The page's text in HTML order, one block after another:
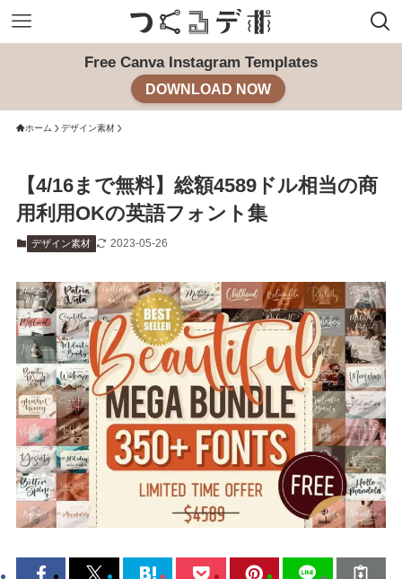
Free Canva Instagram Templates
DOWNLOAD NOW
ホーム デザイン素材
【4/16まで無料】総額4589ドル相当の商
用利用OKの英語フォント集
デザイン素材 2023-05-26